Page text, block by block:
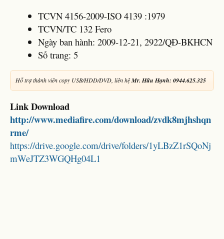
TCVN 4156-2009-ISO 4139 :1979
TCVN/TC 132 Fero
Ngày ban hành: 2009-12-21, 2922/QĐ-BKHCN
Số trang: 5
Hỗ trợ thành viên copy USB/HDD/DVD, liên hệMr. Hữu Hạnh: 0944.625.325
Link Download
http://www.mediafire.com/download/zvdk8mjhshqn
rme/
https://drive.google.com/drive/folders/1yLBzZ1rSQoNj
mWeJTZ3WGQHg04L1